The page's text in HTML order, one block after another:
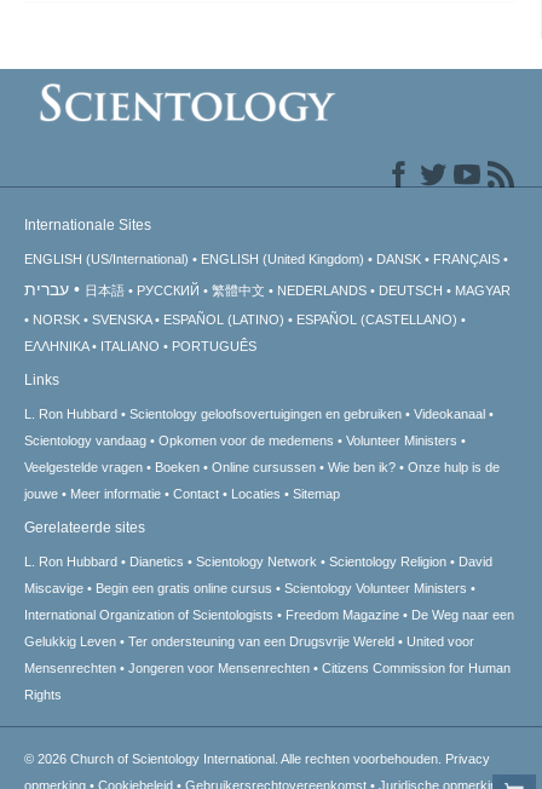
Internationale Sites
ENGLISH (US/International) ENGLISH (United Kingdom) DANSK FRANÇAIS
עברית 日本語 РУССКИЙ 繁體中文 NEDERLANDS DEUTSCH
MAGYAR
NORSK
SVENSKA ESPAÑOL (LATINO)
ESPAÑOL (CASTELLANO)
ΕΛΛΗΝΙΚA
ITALIANO PORTUGUÊS
Links
L. Ron Hubbard Scientology geloofsovertuigingen en gebruiken
Videokanaal
Scientology vandaag
Opkomen voor de medemens
Volunteer Ministers
Veelgestelde vragen
Boeken Online cursussen Wie ben ik?
Onze hulp is de
jouwe
Meer informatie Contact Locaties Sitemap
Gerelateerde sites
L. Ron Hubbard Dianetics Scientology Network Scientology Religion
David
Miscavige
Begin een gratis online cursus
Scientology Volunteer Ministers
International Organization of Scientologists
Freedom Magazine
De Weg naar een
Gelukkig Leven
Ter ondersteuning van een Drugsvrije Wereld
United voor
Mensenrechten
Jongeren voor Mensenrechten
Citizens Commission for Human
Rights
© 2026 Church of Scientology International. Alle rechten voorbehouden. Privacy
opmerking • Cookiebeleid • Gebruikersrechtovereenkomst • Juridische opmerking